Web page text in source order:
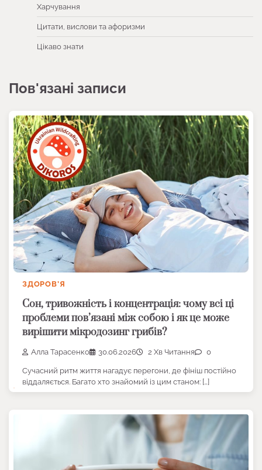
Харчування
Цитати, вислови та афоризми
Цікаво знати
Пов'язані записи
ЗДОРОВ’Я
Сон, тривожність і концентрація: чому всі ці
проблеми пов’язані між собою і як це може
вирішити мікродозинг грибів?
Алла Тарасенко 30.06.2026 2 Хв Читання 0
Сучасний ритм життя нагадує перегони, де фініш постійно
віддаляється. Багато хто знайомий із цим станом: […]